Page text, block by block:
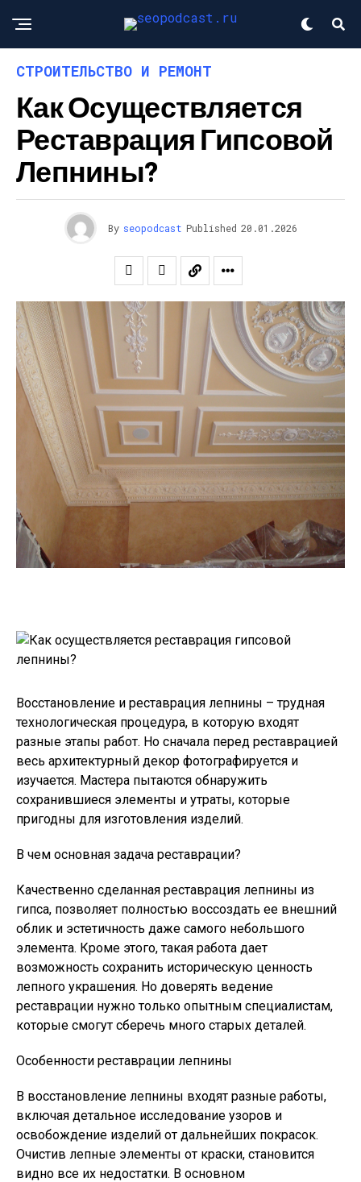
СТРОИТЕЛЬСТВО И РЕМОНТ
Как Осуществляется
Реставрация Гипсовой
Лепнины?
By seopodcast Published 20.01.2026
Восстановление и реставрация лепнины – трудная
технологическая процедура, в которую входят
разные этапы работ. Но сначала перед реставрацией
весь архитектурный декор фотографируется и
изучается. Мастера пытаются обнаружить
сохранившиеся элементы и утраты, которые
пригодны для изготовления изделий.
В чем основная задача реставрации?
Качественно сделанная реставрация лепнины из
гипса, позволяет полностью воссоздать ее внешний
облик и эстетичность даже самого небольшого
элемента. Кроме этого, такая работа дает
возможность сохранить историческую ценность
лепного украшения. Но доверять ведение
реставрации нужно только опытным специалистам,
которые смогут сберечь много старых деталей.
Особенности реставрации лепнины
В восстановление лепнины входят разные работы,
включая детальное исследование узоров и
освобождение изделий от дальнейших покрасок.
Очистив лепные элементы от краски, становится
видно все их недостатки. В основном